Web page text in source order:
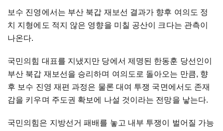
보수 진영에서는 부산 북갑 재보선 결과가 향후 여의도 정
치 지형에도 적지 않은 영향을 미칠 공산이 크다는 관측이
나온다.
국민의힘 대표를 지냈지만 당에서 제명된 한동훈 당선인이
부산 북갑 재보선을 승리하며 여의도로 돌아오는 만큼, 향
후 보수 진영 재편 과정은 물론 대여 투쟁 국면에서도 존재
감을 키우며 주도권 확보에 나설 것이라는 전망을 낳는다.
국민의힘은 지방선거 패배를 놓고 내부 투쟁이 벌어질 가능